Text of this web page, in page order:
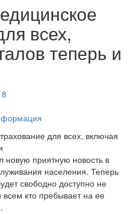
всех,
теперь и
приятную новость в
населения. Теперь
свободно доступно не
кто пребывает на ее